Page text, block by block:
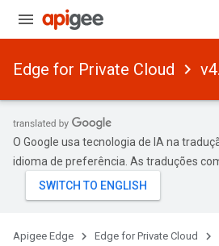
Edge for Private Cloud
O Google usa tecnologia de IA na
idioma de preferência. As traduções
Apigee Edge Edge for Private Cloud